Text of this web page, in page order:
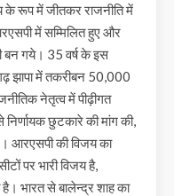
के रूप में जीतकर राजनीति में
में सम्मिलित हुए और
बन गये। 35 वर्ष के इस
झापा में तकरीबन 50,000
नेतृत्व में पीढ़ीगत
छुटकारे की मांग की,
आरएसपी की विजय का
पर भारी विजय है,
भारत से बालेन्द्र शाह का